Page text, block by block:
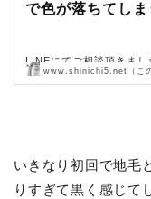
で色が落ちてしま
LINEにてご相談頂きまし
www.shinichi5.net（この
いきなり初回で地毛
りすぎて黒く感じて